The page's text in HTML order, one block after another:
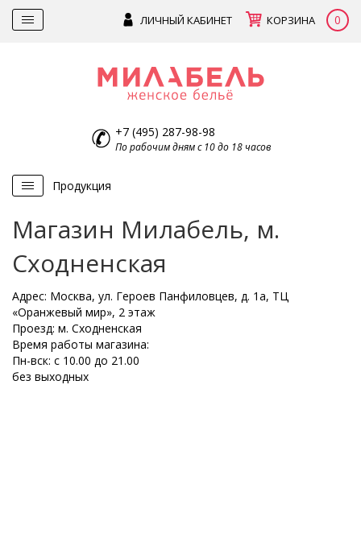
ЛИЧНЫЙ КАБИНЕТ КОРЗИНА 0
+7 (495) 287-98-98
По рабочим дням с 10 до 18 часов
Продукция
Магазин Милабель, м.
Сходненская
Адрес: Москва, ул. Героев Панфиловцев, д. 1а, ТЦ
«Оранжевый мир», 2 этаж
Проезд: м. Сходненская
Время работы магазина:
Пн-вск: с 10.00 до 21.00
без выходных